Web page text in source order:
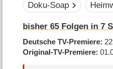
Doku-Soap
bisher65 Folgen in7
Deutsche TV-Premiere
Original-TV-Premiere